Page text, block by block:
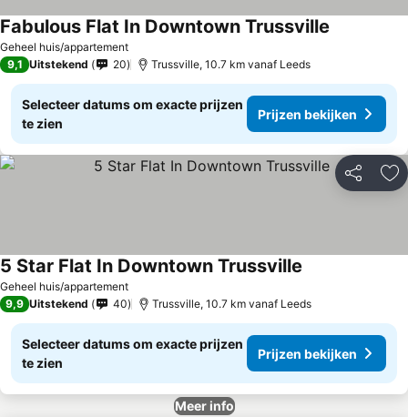
Geheel huis/appartement
Fabulous Flat In Downtown Trussville
9,1 Uitstekend 20 Trussville, 10.7 km vanaf Leeds
Selecteer datums om exacte prijzen
te zien
Prijzen bekijken
Delen
Geheel huis/appartement
5 Star Flat In Downtown Trussville
9,9 Uitstekend 40 Trussville, 10.7 km vanaf Leeds
Selecteer datums om exacte prijzen
te zien
Prijzen bekijken
Meer info